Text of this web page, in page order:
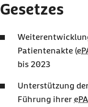
Gesetzes
Patientenakte (
bis 2023
Unterstützung
Führung ihrer ePA